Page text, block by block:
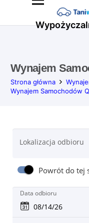
Wynajem
Strona główna
Wynajem Samochodów
Lokalizacja odbioru
Powrót do tej
Data odbioru